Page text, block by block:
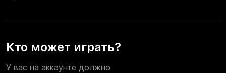
Кто может играть?
У вас на аккаунте должно